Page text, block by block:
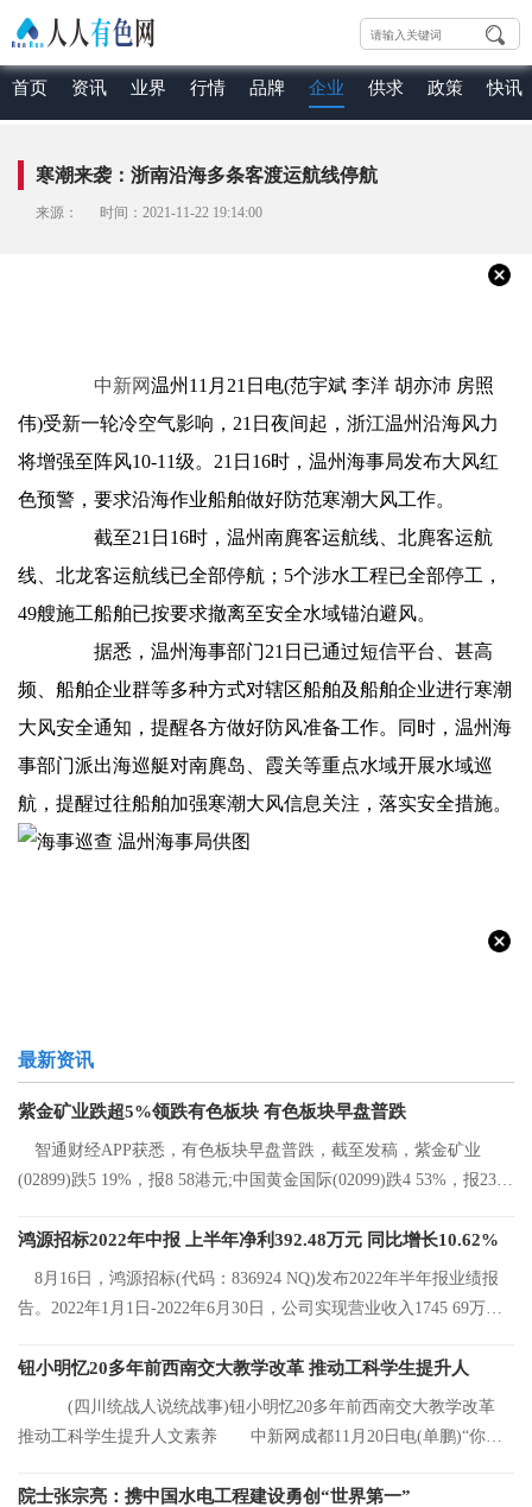
首页 资讯 业界 行情 品牌 企业 供求 政策 快讯
寒潮来袭：浙南沿海多条客渡运航线停航
来源： 时间：2021-11-22 19:14:00
中新网温州11月21日电(范宇斌 李洋 胡亦沛 房照
伟)受新一轮冷空气影响，21日夜间起，浙江温州沿海风力
将增强至阵风10-11级。21日16时，温州海事局发布大风红
色预警，要求沿海作业船舶做好防范寒潮大风工作。
截至21日16时，温州南麂客运航线、北麂客运航
线、北龙客运航线已全部停航；5个涉水工程已全部停工，
49艘施工船舶已按要求撤离至安全水域锚泊避风。
据悉，温州海事部门21日已通过短信平台、甚高
频、船舶企业群等多种方式对辖区船舶及船舶企业进行寒潮
大风安全通知，提醒各方做好防风准备工作。同时，温州海
事部门派出海巡艇对南麂岛、霞关等重点水域开展水域巡
航，提醒过往船舶加强寒潮大风信息关注，落实安全措施。
最新资讯
紫金矿业跌超5%领跌有色板块 有色板块早盘普跌
智通财经APP获悉，有色板块早盘普跌，截至发稿，紫金矿业
(02899)跌5 19%，报8 58港元;中国黄金国际(02099)跌4 53%，报23 2
鸿源招标2022年中报 上半年净利392.48万元 同比增长10.62%
8月16日，鸿源招标(代码：836924 NQ)发布2022年半年报业绩报
告。2022年1月1日-2022年6月30日，公司实现营业收入1745 69万
钮小明忆20多年前西南交大教学改革 推动工科学生提升人
(四川统战人说统战事)钮小明忆20多年前西南交大教学改革
推动工科学生提升人文素养 中新网成都11月20日电(单鹏)“你们
院士张宗亮：携中国水电工程建设勇创“世界第一”